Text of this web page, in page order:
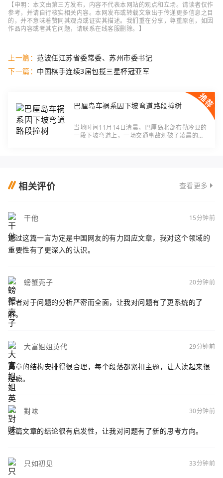
【申明：本文由第三方发布，内容不代表本网站的观点和立场。请读者仅作
参考，并请自行核实相关内容。本网发布或转载文章出于传递更多信息之目
的，并不意味着赞同其观点或证实其描述。我们重在分享，尊重原创，如因
作品内容或者其它问题，请联系在线客服删除。】
上一篇： 范波任江苏省委常委、苏州市委书记
下一篇： 中国棋手连续3届包揽三星杯冠亚军
巴厘岛车祸系因下坡弯道路段撞树
当地时间11月14日清晨，巴厘岛北部布勒冷县的
一段下坡弯道上，一场交通事故划破了凌晨的宁
相关评价 查看更多
干他 15分钟前
通过这篇一言为定是中国网友的有力回应文章，我对这个领域的
重要性有了更深入的认识。
螃蟹壳子 20分钟前
作者对于问题的分析严密而全面，让我对问题有了更系统的了
解。
大富姐姐英代 29分钟前
文章的结构安排得很合理，每个段落都紧扣主题，让人读起来很
过瘾。
對味 30分钟前
这篇文章的结论很有启发性，让我对问题有了新的思考方向。
只如初见 33分钟前